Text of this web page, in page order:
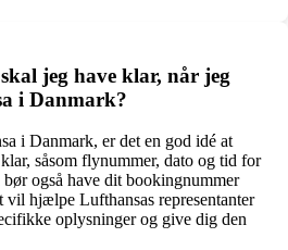
jeg have klar, når jeg
i Danmark?
i Danmark, er det en god idé at
såsom flynummer, dato og tid for
også have dit bookingnummer
vil hjælpe Lufthansas representanter
oplysninger og give dig den